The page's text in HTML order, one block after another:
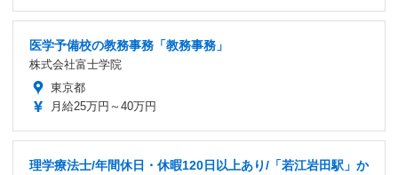
医学予備校の教務事務「教務事務」
株式会社富士学院
東京都
月給25万円～40万円
理学療法士/年間休日・休暇120日以上あり/「若江岩田駅」か